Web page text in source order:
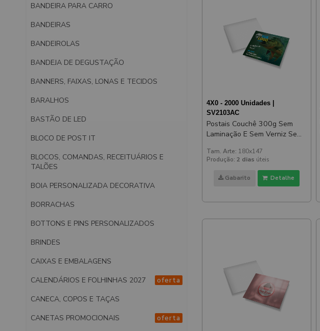
BANDEIRA PARA CARRO
BANDEIRAS
BANDEIROLAS
BANDEJA DE DEGUSTAÇÃO
BANNERS, FAIXAS, LONAS E TECIDOS
BARALHOS
BASTÃO DE LED
BLOCO DE POST IT
BLOCOS, COMANDAS, RECEITUÁRIOS E
TALÕES
BOIA PERSONALIZADA DECORATIVA
BORRACHAS
BOTTONS E PINS PERSONALIZADOS
BRINDES
CAIXAS E EMBALAGENS
CALENDÁRIOS E FOLHINHAS 2027
oferta
CANECA, COPOS E TAÇAS
CANETAS PROMOCIONAIS
oferta
4X0 - 2000 Unidades |
SV2103AC
Postais Couchê 300g Sem
Laminação E Sem Verniz Sem
Tam. Arte: 180x147
Produção: 2 dias úteis
Gabarito Detalhe